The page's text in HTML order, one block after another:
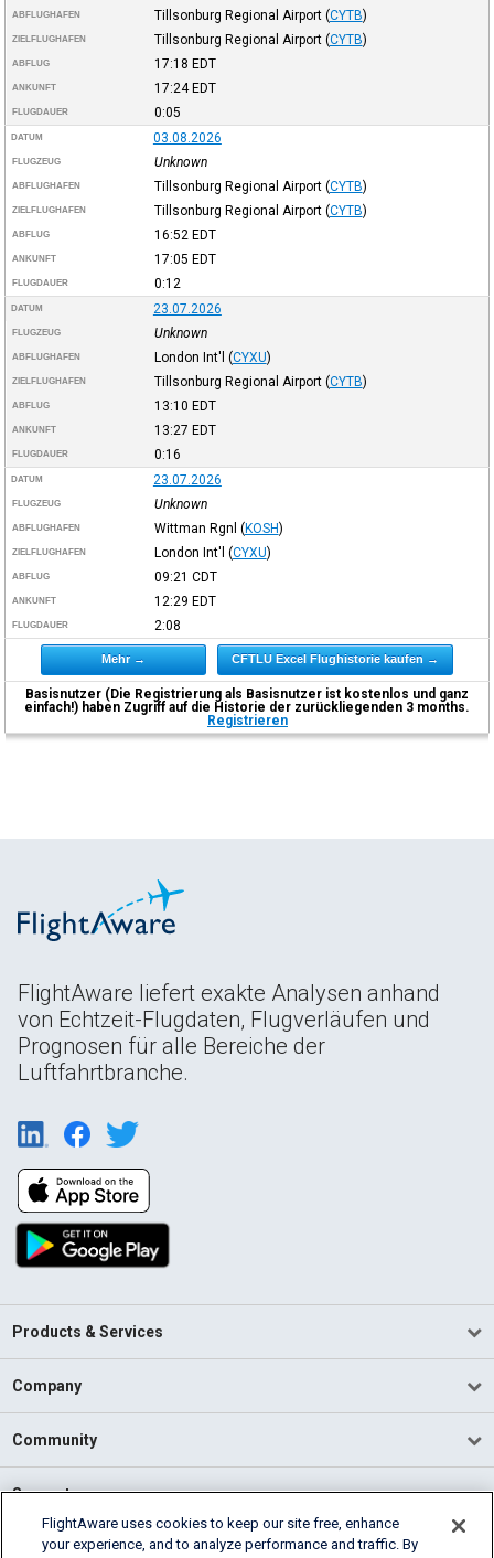
ABFLUGHAFEN Tillsonburg Regional Airport (CYTB)
ZIELFLUGHAFEN Tillsonburg Regional Airport (CYTB)
ABFLUG 17:18 EDT
ANKUNFT 17:24EDT
FLUGDAUER 0:05
DATUM 03.08.2026
FLUGZEUG Unknown
ABFLUGHAFEN Tillsonburg Regional Airport (CYTB)
ZIELFLUGHAFEN Tillsonburg Regional Airport (CYTB)
ABFLUG 16:52 EDT
ANKUNFT 17:05 EDT
FLUGDAUER 0:12
DATUM 23.07.2026
FLUGZEUG Unknown
ABFLUGHAFEN London Int'l (CYXU)
ZIELFLUGHAFEN Tillsonburg Regional Airport (CYTB)
ABFLUG 13:10 EDT
ANKUNFT 13:27 EDT
FLUGDAUER 0:16
DATUM 23.07.2026
FLUGZEUG Unknown
ABFLUGHAFEN Wittman Rgnl (KOSH)
ZIELFLUGHAFEN London Int'l (CYXU)
ABFLUG 09:21 CDT
ANKUNFT 12:29 EDT
FLUGDAUER 2:08
Mehr → CFTLU Excel Flughistorie kaufen →
Basisnutzer (Die Registrierung als Basisnutzer ist kostenlos und ganz
einfach!) haben Zugriff auf die Historie der zurückliegenden 3 months.
Registrieren
FlightAware liefert exakte Analysen anhand
von Echtzeit-Flugdaten, Flugverläufen und
Prognosen für alle Bereiche der
Luftfahrtbranche.
Products & Services
Company
Community
Support
English (USA)
FlightAware uses cookies to keep our site free, enhance
your experience, and to analyze performance and traffic. By